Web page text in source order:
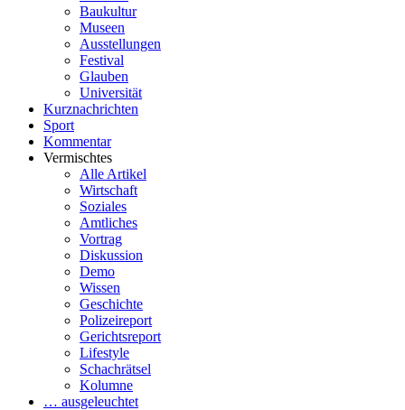
Baukultur
Museen
Ausstellungen
Festival
Glauben
Universität
Kurznachrichten
Sport
Kommentar
Vermischtes
Alle Artikel
Wirtschaft
Soziales
Amtliches
Vortrag
Diskussion
Demo
Wissen
Geschichte
Polizeireport
Gerichtsreport
Lifestyle
Schachrätsel
Kolumne
… ausgeleuchtet